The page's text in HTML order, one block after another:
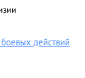
действий